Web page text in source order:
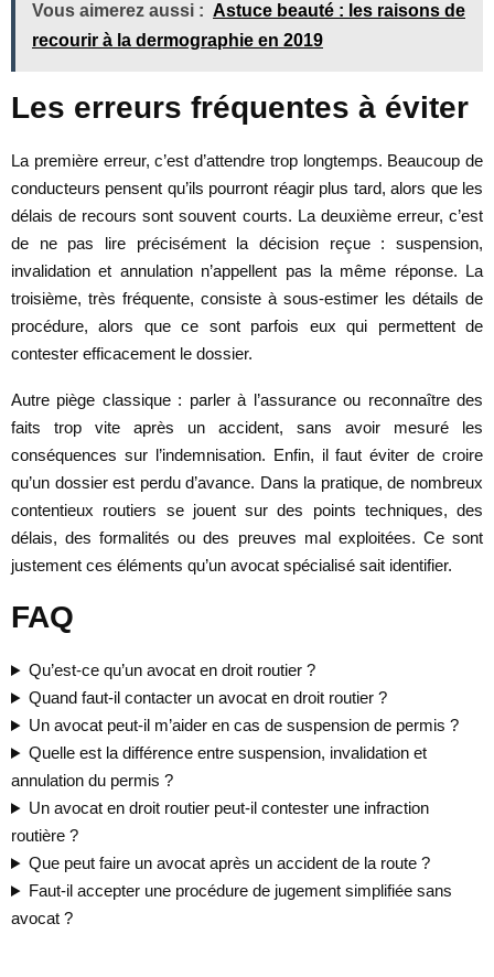
Vous aimerez aussi : Astuce beauté : les raisons de
recourir à la dermographie en 2019
Les erreurs fréquentes à éviter
La première erreur, c’est d’attendre trop longtemps. Beaucoup de
conducteurs pensent qu’ils pourront réagir plus tard, alors que les
délais de recours sont souvent courts. La deuxième erreur, c’est
de ne pas lire précisément la décision reçue : suspension,
invalidation et annulation n’appellent pas la même réponse. La
troisième, très fréquente, consiste à sous-estimer les détails de
procédure, alors que ce sont parfois eux qui permettent de
contester efficacement le dossier.
Autre piège classique : parler à l’assurance ou reconnaître des
faits trop vite après un accident, sans avoir mesuré les
conséquences sur l’indemnisation. Enfin, il faut éviter de croire
qu’un dossier est perdu d’avance. Dans la pratique, de nombreux
contentieux routiers se jouent sur des points techniques, des
délais, des formalités ou des preuves mal exploitées. Ce sont
justement ces éléments qu’un avocat spécialisé sait identifier.
FAQ
Qu’est-ce qu’un avocat en droit routier ?
Quand faut-il contacter un avocat en droit routier ?
Un avocat peut-il m’aider en cas de suspension de permis ?
Quelle est la différence entre suspension, invalidation et
annulation du permis ?
Un avocat en droit routier peut-il contester une infraction
routière ?
Que peut faire un avocat après un accident de la route ?
Faut-il accepter une procédure de jugement simplifiée sans
avocat ?